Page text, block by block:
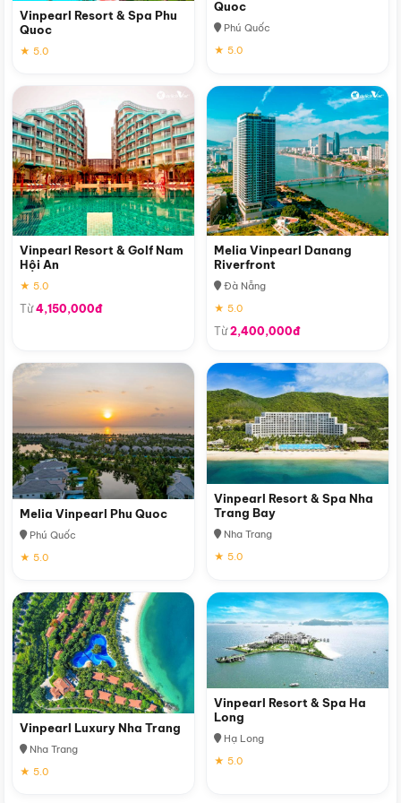
Vinpearl Resort & Spa Phu
Quoc
★ 5.0
Quoc
Phú Quốc
★ 5.0
Vinpearl Resort & Golf Nam
Hội An
★ 5.0
Từ4,150,000đ
Melia Vinpearl Danang
Riverfront
Đà Nẵng
★ 5.0
Từ2,400,000đ
Melia Vinpearl Phu Quoc
Phú Quốc
★ 5.0
Vinpearl Resort & Spa Nha
Trang Bay
Nha Trang
★ 5.0
Vinpearl Luxury Nha Trang
Nha Trang
★ 5.0
Vinpearl Resort & Spa Ha
Long
Hạ Long
★ 5.0